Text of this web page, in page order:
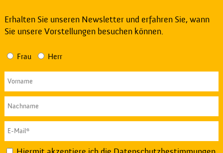
Erhalten Sie unseren Newsletter und erfahren Sie, wann
Sie unsere Vorstellungen besuchen können.
Frau Herr